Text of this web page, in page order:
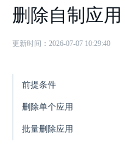
删除自制应用
更新时间：2026-07-07 10:29:40
前提条件
删除单个应用
批量删除应用